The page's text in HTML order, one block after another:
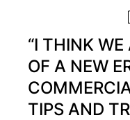
“I THINK
OF A NEW
TIPS AND